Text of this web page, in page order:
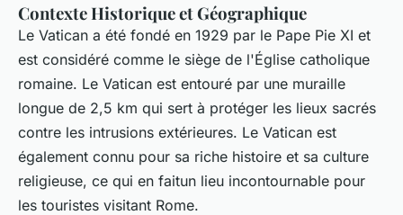
Contexte Historique et Géographique
Le Vatican a été fondé en 1929 par le Pape Pie XI et
est considéré comme le siège de l'Église catholique
romaine. Le Vatican est entouré par une muraille
longue de 2,5 km qui sert à protéger les lieux sacrés
contre les intrusions extérieures. Le Vatican est
également connu pour sa riche histoire et sa culture
religieuse, ce qui en faitun lieu incontournable pour
les touristes visitant Rome.